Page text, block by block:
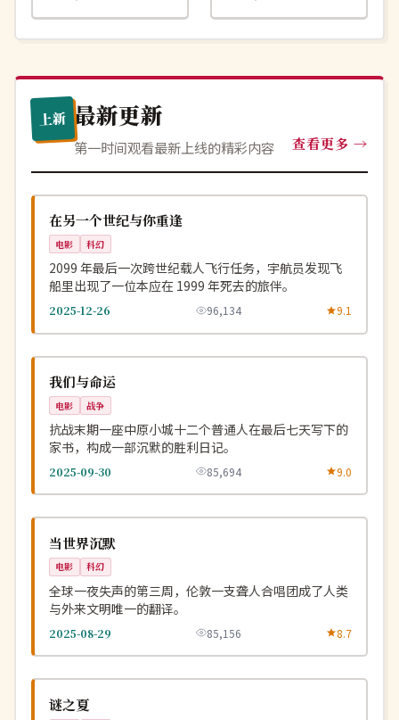
奏紧凑，值得推荐观
看。
上新 最新更新
第一时间观看最新上线的精彩内容 查看更多
美国
在另一个世纪与你重逢
电影 科幻
2099 年最后一次跨世纪载人飞行任务，宇航员发现飞
船里出现了一位本应在 1999 年死去的旅伴。
2025-12-26 96,134 9.1
中国
我们与命运
电影 战争
抗战末期一座中原小城十二个普通人在最后七天写下的
家书，构成一部沉默的胜利日记。
2025-09-30 85,694 9.0
英国
当世界沉默
电影 科幻
全球一夜失声的第三周，伦敦一支聋人合唱团成了人类
与外来文明唯一的翻译。
2025-08-29 85,156 8.7
韩国
谜之夏